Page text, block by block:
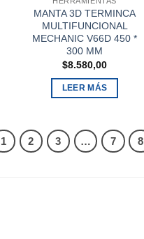
MANTA 3D TERMINCA
MULTIFUNCIONAL
MECHANIC V66D 450 *
300 MM
$8.580,00
LEER MÁS
1 2 3 … 7 8